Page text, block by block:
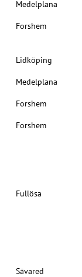
Medelplana
Forshem
Lidköping
Medelplana
Forshem
Forshem
Fullösa
Sävared